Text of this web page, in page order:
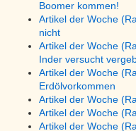
Boomer kommen!
Artikel der Woche
nicht
Artikel der Woche
Inder versucht
Artikel der Woche
Erdölvorkommen
Artikel der Woche
Artikel der Woche
Artikel der Woche